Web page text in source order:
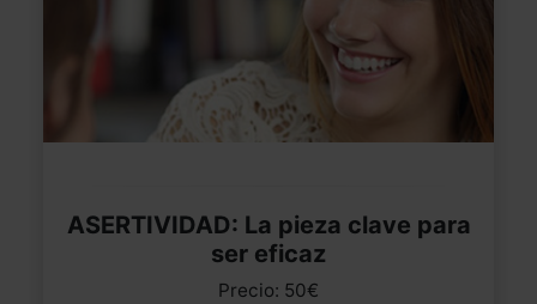
ASERTIVIDAD: La pieza clave para
ser eficaz
Precio: 50€